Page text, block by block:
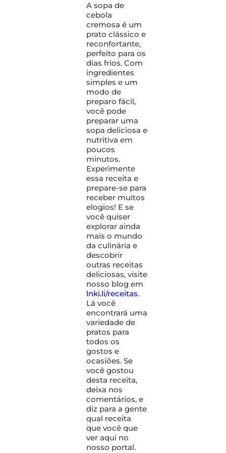
A sopa de
cebola
cremosa é um
prato clássico e
reconfortante,
perfeito para os
dias frios. Com
ingredientes
simples e um
modo de
preparo fácil,
você pode
preparar uma
sopa deliciosa e
nutritiva em
poucos
minutos.
Experimente
essa receita e
prepare-se para
receber muitos
elogios! E se
você quiser
explorar ainda
mais o mundo
da culinária e
descobrir
outras receitas
deliciosas, visite
nosso blog em
lnki.li/receitas.
Lá você
encontrará uma
variedade de
pratos para
todos os
gostos e
ocasiões. Se
você gostou
desta receita,
deixa nos
comentários, e
diz para a gente
qual receita
que você que
ver aqui no
nosso portal.